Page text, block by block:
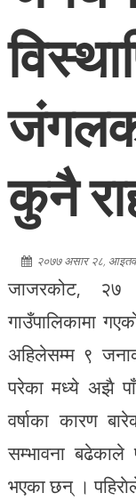
कुनै
२०७७ असार २८,
जाजरकोट, २७
गाउँपालिकामा
अहिलेसम्म ९
परेका मध्ये अझै
वर्षाका कारण
सम्भावना बढेकाले
भएका छन् ।